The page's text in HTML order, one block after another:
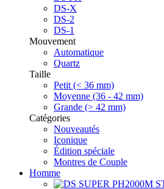
DS-X
DS-2
DS-1
Mouvement
Automatique
Quartz
Taille
Petit (< 36 mm)
Moyenne (36 - 42 mm)
Grande (> 42 mm)
Catégories
Nouveautés
Iconique
Édition spéciale
Montres de Couple
Homme